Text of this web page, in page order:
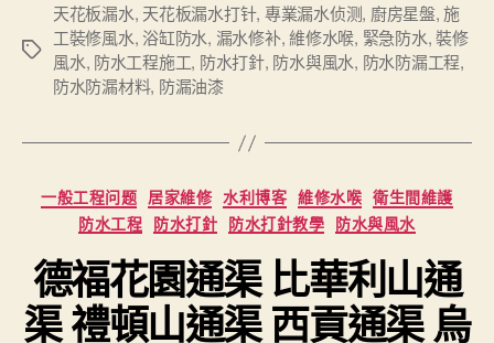
Tags
天花板漏水, 天花板漏水打针, 專業漏水侦测, 廚房星盤,施
工裝修風水, 浴缸防水, 漏水修补,維修水喉, 緊急防水,裝修
風水, 防水工程施工, 防水打針, 防水與風水, 防水防漏工程,
防水防漏材料, 防漏油漆
Categories
一般工程问题 居家維修 水利博客 維修水喉 衛生間維護
防水工程 防水打針 防水打針教學 防水與風水
德福花園通渠 比華利山通
渠 禮頓山通渠 西貢通渠 烏